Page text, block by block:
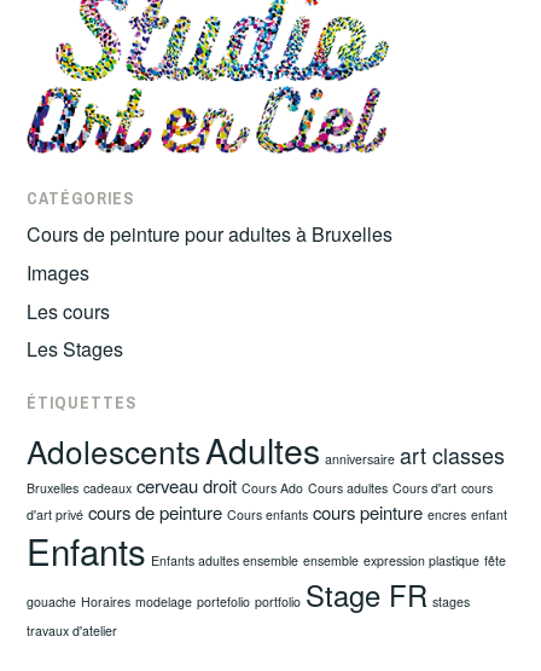
CATÉGORIES
Cours de peinture pour adultes à Bruxelles
Images
Les cours
Les Stages
ÉTIQUETTES
AdolescentsAdultes anniversaire art classes
Bruxelles cadeaux cerveau droit Cours Ado Cours adultes Cours d'art cours
d'art privé cours de peinture Cours enfants cours peinture encres enfant
Enfants Enfants adultes ensemble ensemble expression plastique fête
gouache Horaires modelage portefolio portfolio Stage FR stages
travaux d'atelier